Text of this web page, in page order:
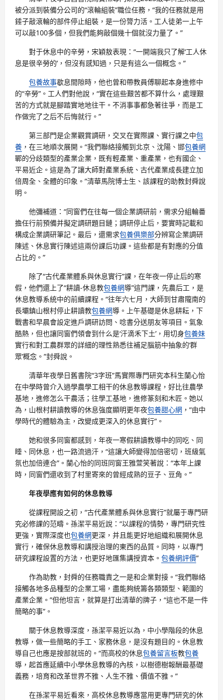
被分派到裝備分公司的“滾輪組裝”職位任務，“我的任務就是用
錘子敲滾輪的部件停止組裝，是一份膂力活。工人徒弟一上午
可以敲100多個，但我們能夠敲個幾十個就沒力量了。”
對于休息中的辛勞，宋穎敖表現：“一開端我只了解‘工人休
息是很辛勞的’，但沒有感知過，只是有這么一個概念。”
包養故事歇息間隙時，他也曾和帶教員傅聊起本身進修中
的“辛勞”。工人們對他說，“實在這些艱苦都不算什么，處理艱
苦的方式就是腳踏實地地往干。不消事事都急著往爭，而是工
作做完了之后不后悔就行。”
第三部門是企業觀賞調研，交叉在實際課、實行課之中包
養 ，在三地順次展開。“我們聯絡接觸到北京、沈陽、邯包養網
鄲的分歧類型的產業企業，既有輕產業、重產業，也有國企、
平易近企。這是為了讓大師對產業系統、古代產業成長建立加
倍周全、全體的印象。”清華馬院博士生、該課程的助教封舜說
明。
他彌補道：“同窗們在往每一個企業調研前，需求分組輪番
擔任行前預備并擬定調研題目鏈；調研停止后，要實時記載和
構成企業調研筆記。最后，還需求包養俱樂部分辨寫企業調研
陳述、休息實行陳述這兩份課后功課。這些都是有對應的分值
占比的。”
除了“古代產業體系與休息實行”課，在年夜一停止后的寒
假，他們還上了“耕讀-休息教包養網導”這門課，先農后工，是
休息教導系統中的前續課程。“往年六七月，大師到甘肅隴南的
長壩鎮山根村停止耕讀教包養網導。上午基礎是休息耕耘，下
戰書和早晨會設定進戶調研訪問、唸書分送朋友等項目。氣象
酷熱，但也讓同窗們領會到什么是‘汗滴禾下土’，用切身包養妹
實行和對工農群眾的詳細的理性熟悉往補足腦筋中抽象的‘群
眾’概念。”封舜說。
清華年夜學日舊書院“3字班”馬實際專門研究本科生蘭心怡
在中學時曾介入過學農學工相干的休息教導課程，好比往農學
基地，進修怎么干農活；往學工基地，進修篆刻和木匠。她以
為，山根村耕讀教導的休息強度顯明更年夜包養甜心網 ，“由中
學時代的體驗為主，改變成更深入的休息實行”。
她和很多同窗都感到，年夜一寒假耕讀教導中的同吃、同
睡、同休息，也一路流過汗，“這讓大師變得加倍密切，班級氣
氛也加倍連合”。蘭心怡的同班同窗王雅萱笑著說：“本年上課
時，同窗們還收到了村里寄來的曾經成熟的豆子、豆角。”
年夜學應有如何的休息教導
從課程開設之初，“古代產業體系與休息實行”就屬于專門研
究必修課的范疇。孫潔平易近說：“以課程的情勢，專門研究性
更強，實際深度也包養網更深，并且能更好地組織和展開休息
實行，確保休息教導和講授治理的東西的品質。同時，以專門
研究課程設置的方法，也更好地匯集講授資本。 包養網評價”
作為助教，封舜的任務職責之一是和企業對接。“我們聯絡
接觸各地多品種型的企業工場，盡能夠統籌各類類型、範圍的
產業企業。”但他坦言，就算是打出清華的牌子，“這也不是一件
簡略的事”。
關于休息教導深度，孫潔平易近以為，中小學階段的休息
教導，做一些簡略的手工、家務休息，是沒有題目的。休息教
導自己也應是按部就班的。“而高校的休息包養留言板教包養
導，起首應延續中小學休息教導的內核，以樹德樹報酬最基礎
義務，培育和改革世界不雅、人生不雅、價值不雅。”
在孫潔平易近看來，高校休息教導應當用更專門研究的休